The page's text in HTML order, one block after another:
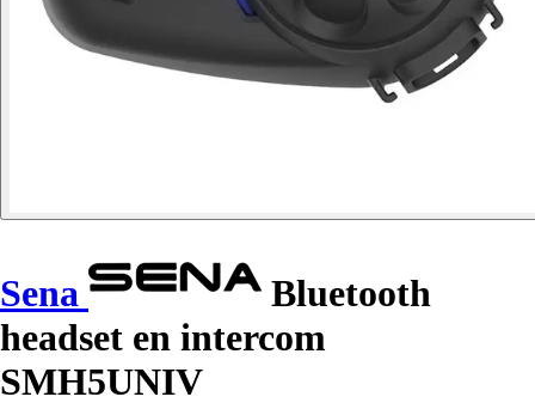
Sena
Bluetooth
headset en intercom
SMH5UNIV